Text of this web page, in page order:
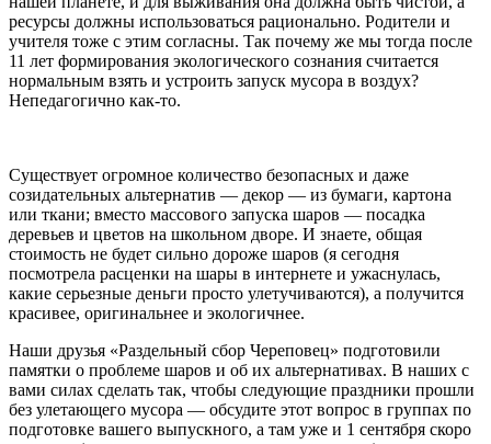
ресурсы должны использоваться рационально. Родители и
учителя тоже с этим согласны. Так почему же мы тогда после
11 лет формирования экологического сознания считается
нормальным взять и устроить запуск мусора в воздух?
Непедагогично как-то.
Существует огромное количество безопасных и даже
созидательных альтернатив — декор — из бумаги, картона
или ткани; вместо массового запуска шаров — посадка
деревьев и цветов на школьном дворе. И знаете, общая
стоимость не будет сильно дороже шаров (я сегодня
посмотрела расценки на шары в интернете и ужаснулась,
какие серьезные деньги просто улетучиваются), а получится
красивее, оригинальнее и экологичнее.
Наши друзья «Раздельный сбор Череповец» подготовили
памятки о проблеме шаров и об их альтернативах. В наших с
вами силах сделать так, чтобы следующие праздники прошли
без улетающего мусора — обсудите этот вопрос в группах по
подготовке вашего выпускного, а там уже и 1 сентября скоро